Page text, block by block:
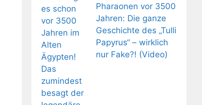
Pharaonen vor 3500
Jahren: Die ganze
Geschichte des „Tulli
Papyrus“ – wirklich
nur Fake?! (Video)